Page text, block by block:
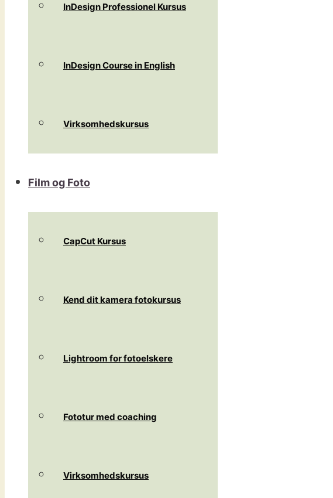
InDesign Professionel Kursus
InDesign Course in English
Virksomhedskursus
Film og Foto
CapCut Kursus
Kend dit kamera fotokursus
Lightroom for fotoelskere
Fototur med coaching
Virksomhedskursus